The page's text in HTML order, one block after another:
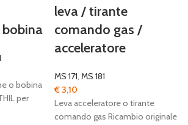
bobina
o bobina
per
leva / tirante
comando gas /
acceleratore
MS 171, MS 181
€ 3,10
Leva acceleratore o tirante
comando gas Ricambio originale